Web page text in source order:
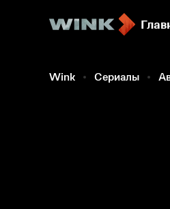
Wink Сериалы